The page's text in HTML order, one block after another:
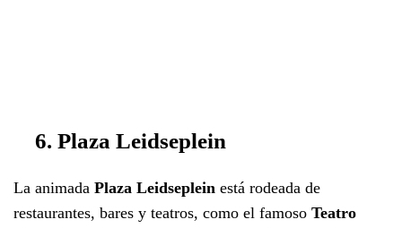
6. Plaza Leidseplein
La animada Plaza Leidseplein está rodeada de
restaurantes, bares y teatros, como el famoso Teatro